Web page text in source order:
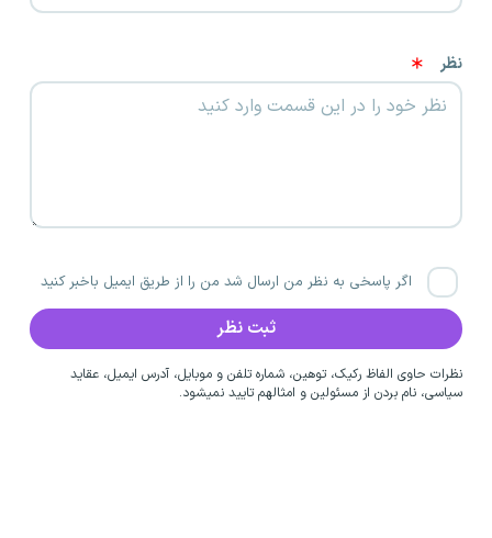
نظر
اگر پاسخی به نظر من ارسال شد من را از طریق ایمیل باخبر کنید
نظرات حاوی الفاظ رکیک، توهین، شماره تلفن و موبایل، آدرس ایمیل، عقاید
سیاسی، نام بردن از مسئولین و امثالهم تایید نمیشود.